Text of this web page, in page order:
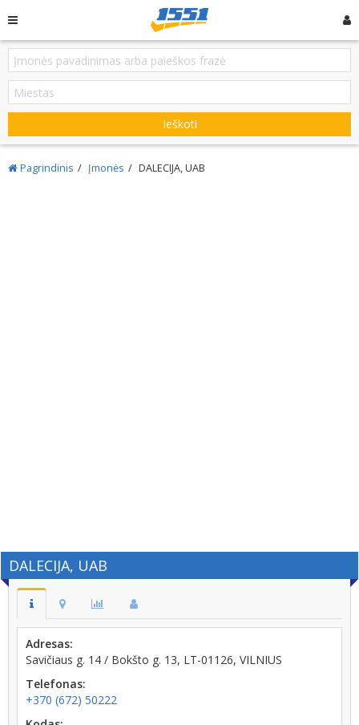
Ieškoti
Pagrindinis Įmonės DALECIJA, UAB
DALECIJA, UAB
Adresas:
Savičiaus g. 14 / Bokšto g. 13, LT-01126, VILNIUS
Telefonas:
+370 (672) 50222